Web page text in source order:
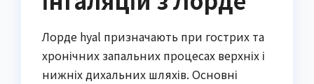
Лорде hyal призначають при гострих та
хронічних запальних процесах верхніх і
нижніх дихальних шляхів. Основні